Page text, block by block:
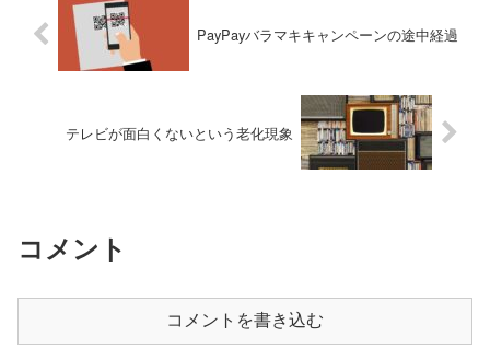
PayPayバラマキキャンペーンの途中経過
テレビが面白くないという老化現象
コメント
コメントを書き込む